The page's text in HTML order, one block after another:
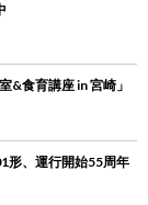
&食育講座 in 宮崎」
形、運行開始55周年